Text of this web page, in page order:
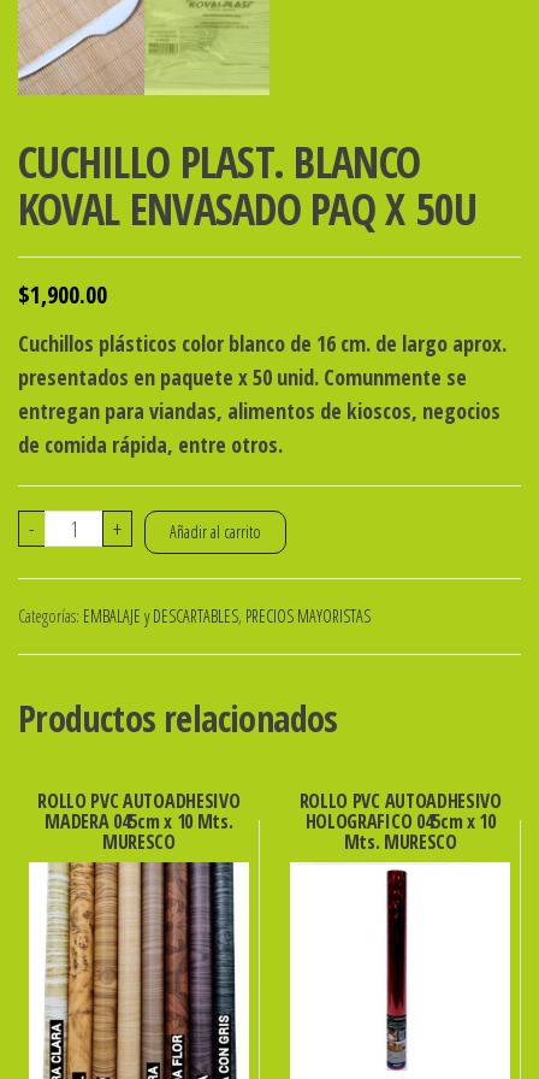
CUCHILLO PLAST. BLANCO
KOVAL ENVASADO PAQ X 50U
$1,900.00
Cuchillos plásticos color blanco de 16 cm. de largo aprox.
presentados en paquete x 50 unid. Comunmente se
entregan para viandas, alimentos de kioscos, negocios
de comida rápida, entre otros.
-
CUCHILLO
KOVAL
ENVASADO
X
cantidad
+ Añadir al carrito
Categorías: EMBALAJE y DESCARTABLES, PRECIOS MAYORISTAS
Productos relacionados
ROLLO PVC AUTOADHESIVO
MADERA 045cm x 10 Mts.
MURESCO
ROLLO PVC AUTOADHESIVO
HOLOGRAFICO 045cm x 10
Mts. MURESCO